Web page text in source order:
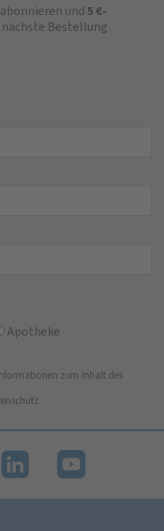
und5 €-
Bestellung
Apotheke
zum Inhalt des